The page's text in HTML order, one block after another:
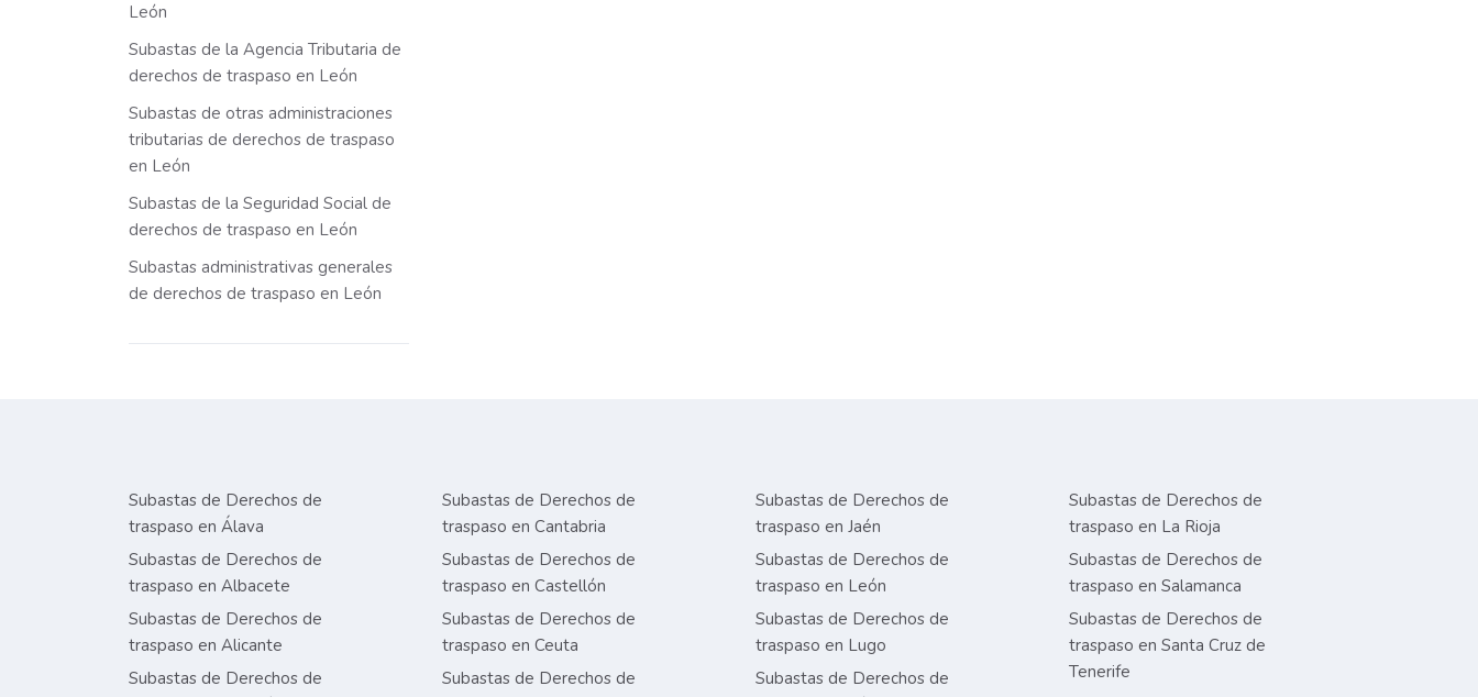
León
Subastas de la Agencia Tributaria de
derechos de traspaso en León
Subastas de otras administraciones
tributarias de derechos de traspaso
en León
Subastas de la Seguridad Social de
derechos de traspaso en León
Subastas administrativas generales
de derechos de traspaso en León
Subastas de Derechos de
traspaso en Álava
Subastas de Derechos de
traspaso en Albacete
Subastas de Derechos de
traspaso en Alicante
Subastas de Derechos de
Subastas de Derechos de
traspaso en Cantabria
Subastas de Derechos de
traspaso en Castellón
Subastas de Derechos de
traspaso en Ceuta
Subastas de Derechos de
Subastas de Derechos de
traspaso en Jaén
Subastas de Derechos de
traspaso en León
Subastas de Derechos de
traspaso en Lugo
Subastas de Derechos de
Subastas de Derechos de
traspaso en La Rioja
Subastas de Derechos de
traspaso en Salamanca
Subastas de Derechos de
traspaso en Santa Cruz de
Tenerife